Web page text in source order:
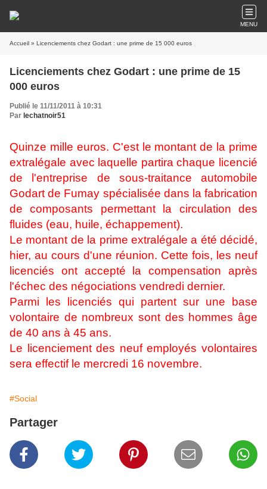
MENU
Accueil » Licenciements chez Godart : une prime de 15 000 euros
Licenciements chez Godart : une prime de 15
000 euros
Publié le 11/11/2011 à 10:31
Par lechatnoir51
Quinze mille euros. C'est le montant de la prime
extralégale avec laquelle partira chaque licencié
de l'entreprise de sous-traitance automobile
Godart de Fumay spécialisée dans la fabrication
de composants permettant la circulation des
fluides (eau, huile, échappement).
Le montant de la prime extralégale a été décidé,
hier, au cours d'une réunion. Cette fois, les neuf
licenciés ont accepté la compensation après
l'échec des négociations vendredi dernier.
Parmi les licenciés qui partent sur une base
volontaire de nombreux sont des hommes âge
de 40 ans à 45 ans.
Le licenciement des neuf employés volontaires
sera effectif le mercredi 16 novembre.
#Social
Partager